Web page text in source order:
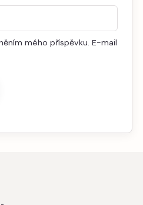
mého příspěvku. E-mail